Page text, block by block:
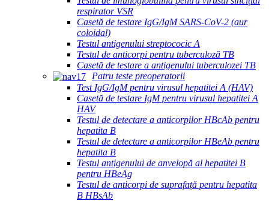
respirator VSR
Casetă de testare IgG/IgM SARS-CoV-2 (aur
coloidal)
Testul antigenului streptococic A
Testul de anticorpi pentru tuberculoză TB
Casetă de testare a antigenului tuberculozei TB
Patru teste preoperatorii
Test IgG/IgM pentru virusul hepatitei A (HAV)
Casetă de testare IgM pentru virusul hepatitei A
HAV
Testul de detectare a anticorpilor HBcAb pentru
hepatita B
Testul de detectare a anticorpilor HBeAb pentru
hepatita B
Testul antigenului de anvelopă al hepatitei B
pentru HBeAg
Testul de anticorpi de suprafață pentru hepatita
B HBsAb